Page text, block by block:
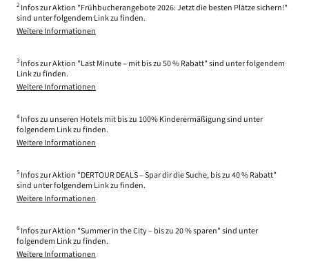
2 Infos zur Aktion "Frühbucherangebote 2026: Jetzt die besten Plätze sichern!"
sind unter folgendem Link zu finden.
Weitere Informationen
3 Infos zur Aktion "Last Minute – mit bis zu 50 % Rabatt" sind unter folgendem
Link zu finden.
Weitere Informationen
4 Infos zu unseren Hotels mit bis zu 100% Kinderermäßigung sind unter
folgendem Link zu finden.
Weitere Informationen
5 Infos zur Aktion "DERTOUR DEALS – Spar dir die Suche, bis zu 40 % Rabatt"
sind unter folgendem Link zu finden.
Weitere Informationen
6 Infos zur Aktion "Summer in the City – bis zu 20 % sparen" sind unter
folgendem Link zu finden.
Weitere Informationen